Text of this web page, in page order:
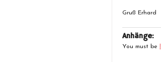
Gruß Erhard
Anhänge:
You must be